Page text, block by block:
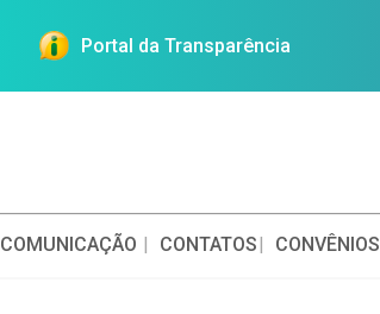
Portal da Transparência
COMUNICAÇÃO CONTATOS CONVÊNIOS